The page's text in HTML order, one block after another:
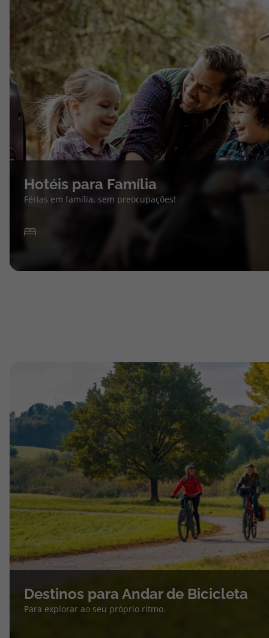
Hotéis para Família
Férias em família, sem preocupações!
Destinos para Andar de Bicicleta
Para explorar ao seu próprio ritmo.